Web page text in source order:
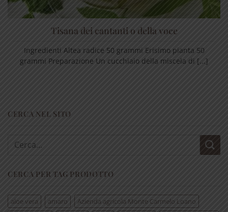
Tisana dei cantanti o della voce
Ingredienti Altea radice 50 grammi Erisimo pianta 50
grammi Preparazione Un cucchiaio della miscela di [...]
CERCA NEL SITO
Cerca:
CERCA PER TAG PRODOTTO
aloe vera amaro
Azienda agricola Monte Carmelo Loano